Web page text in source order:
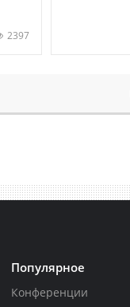
2397
Популярное
Конференции